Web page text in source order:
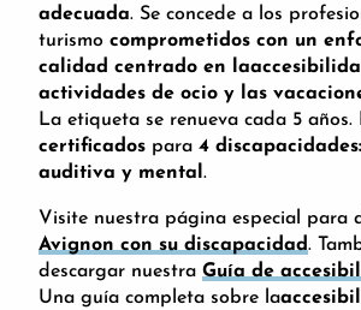
adecuada. Se concede a los
turismo comprometidos con un
calidad centrado en la
actividades de ocio y las
La etiqueta se renueva cada 5 años.
certificados para 4
auditiva y mental.
Visite nuestra página especial para
Avignon con su discapacidad.
descargar nuestra Guía de
Una guía completa sobre la